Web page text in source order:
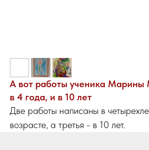
А вот работы ученика Марины
в 4 года, и в 10 лет
Две работы написаны в
возрасте, а третья - в 10 лет.